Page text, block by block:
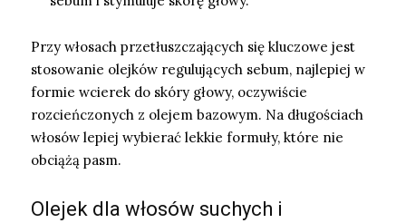
Przy włosach przetłuszczających się kluczowe jest
stosowanie olejków regulujących sebum, najlepiej w
formie wcierek do skóry głowy, oczywiście
rozcieńczonych z olejem bazowym. Na długościach
włosów lepiej wybierać lekkie formuły, które nie
obciążą pasm.
Olejek dla włosów suchych i